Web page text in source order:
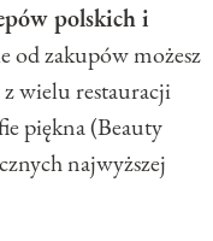
polskich i
od zakupów możesz
wielu restauracji
piękna (Beauty
najwyższej